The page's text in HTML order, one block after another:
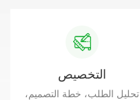
التخصيص
تحليل الطلب، خطة التصميم،